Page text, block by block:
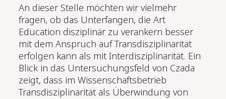
An dieser Stelle möchten wir vielmehr
fragen, ob das Unterfangen, die Art
Education disziplinär zu verankern besser
mit dem Anspruch auf Transdisziplinarität
erfolgen kann als mit Interdisziplinarität. Ein
Blick in das Untersuchungsfeld von Czada
zeigt, dass im Wissenschaftsbetrieb
Transdisziplinarität als Überwindung von